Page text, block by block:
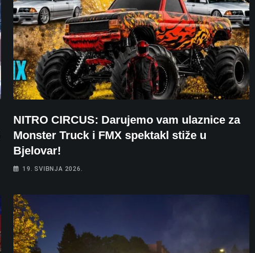
NITRO CIRCUS: Darujemo vam ulaznice za
Monster Truck i FMX spektakl stiže u
Bjelovar!
19. SVIBNJA 2026.